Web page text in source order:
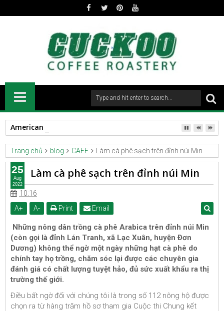
American Roast
Trang chủ blog CAFE Làm cà phê sạch trên đỉnh núi Min
Làm cà phê sạch trên đỉnh núi Min
10:16
A+ A- Print Email
Những nông dân trồng cà phê Arabica trên đỉnh núi Min
(còn gọi là đỉnh Lán Tranh, xã Lạc Xuân, huyện Ðơn
Dương) không thể ngờ một ngày những hạt cà phê do
chính tay họ trồng, chăm sóc lại được các chuyên gia
đánh giá có chất lượng tuyệt hảo, đủ sức xuất khẩu ra thị
trường thế giới.
Điều bất ngờ đối với chúng tôi là trong số 112 nông hộ được
chọn ra từ hàng trăm hồ sơ tham gia Cuộc thi Chung kết
25
Aug
2022